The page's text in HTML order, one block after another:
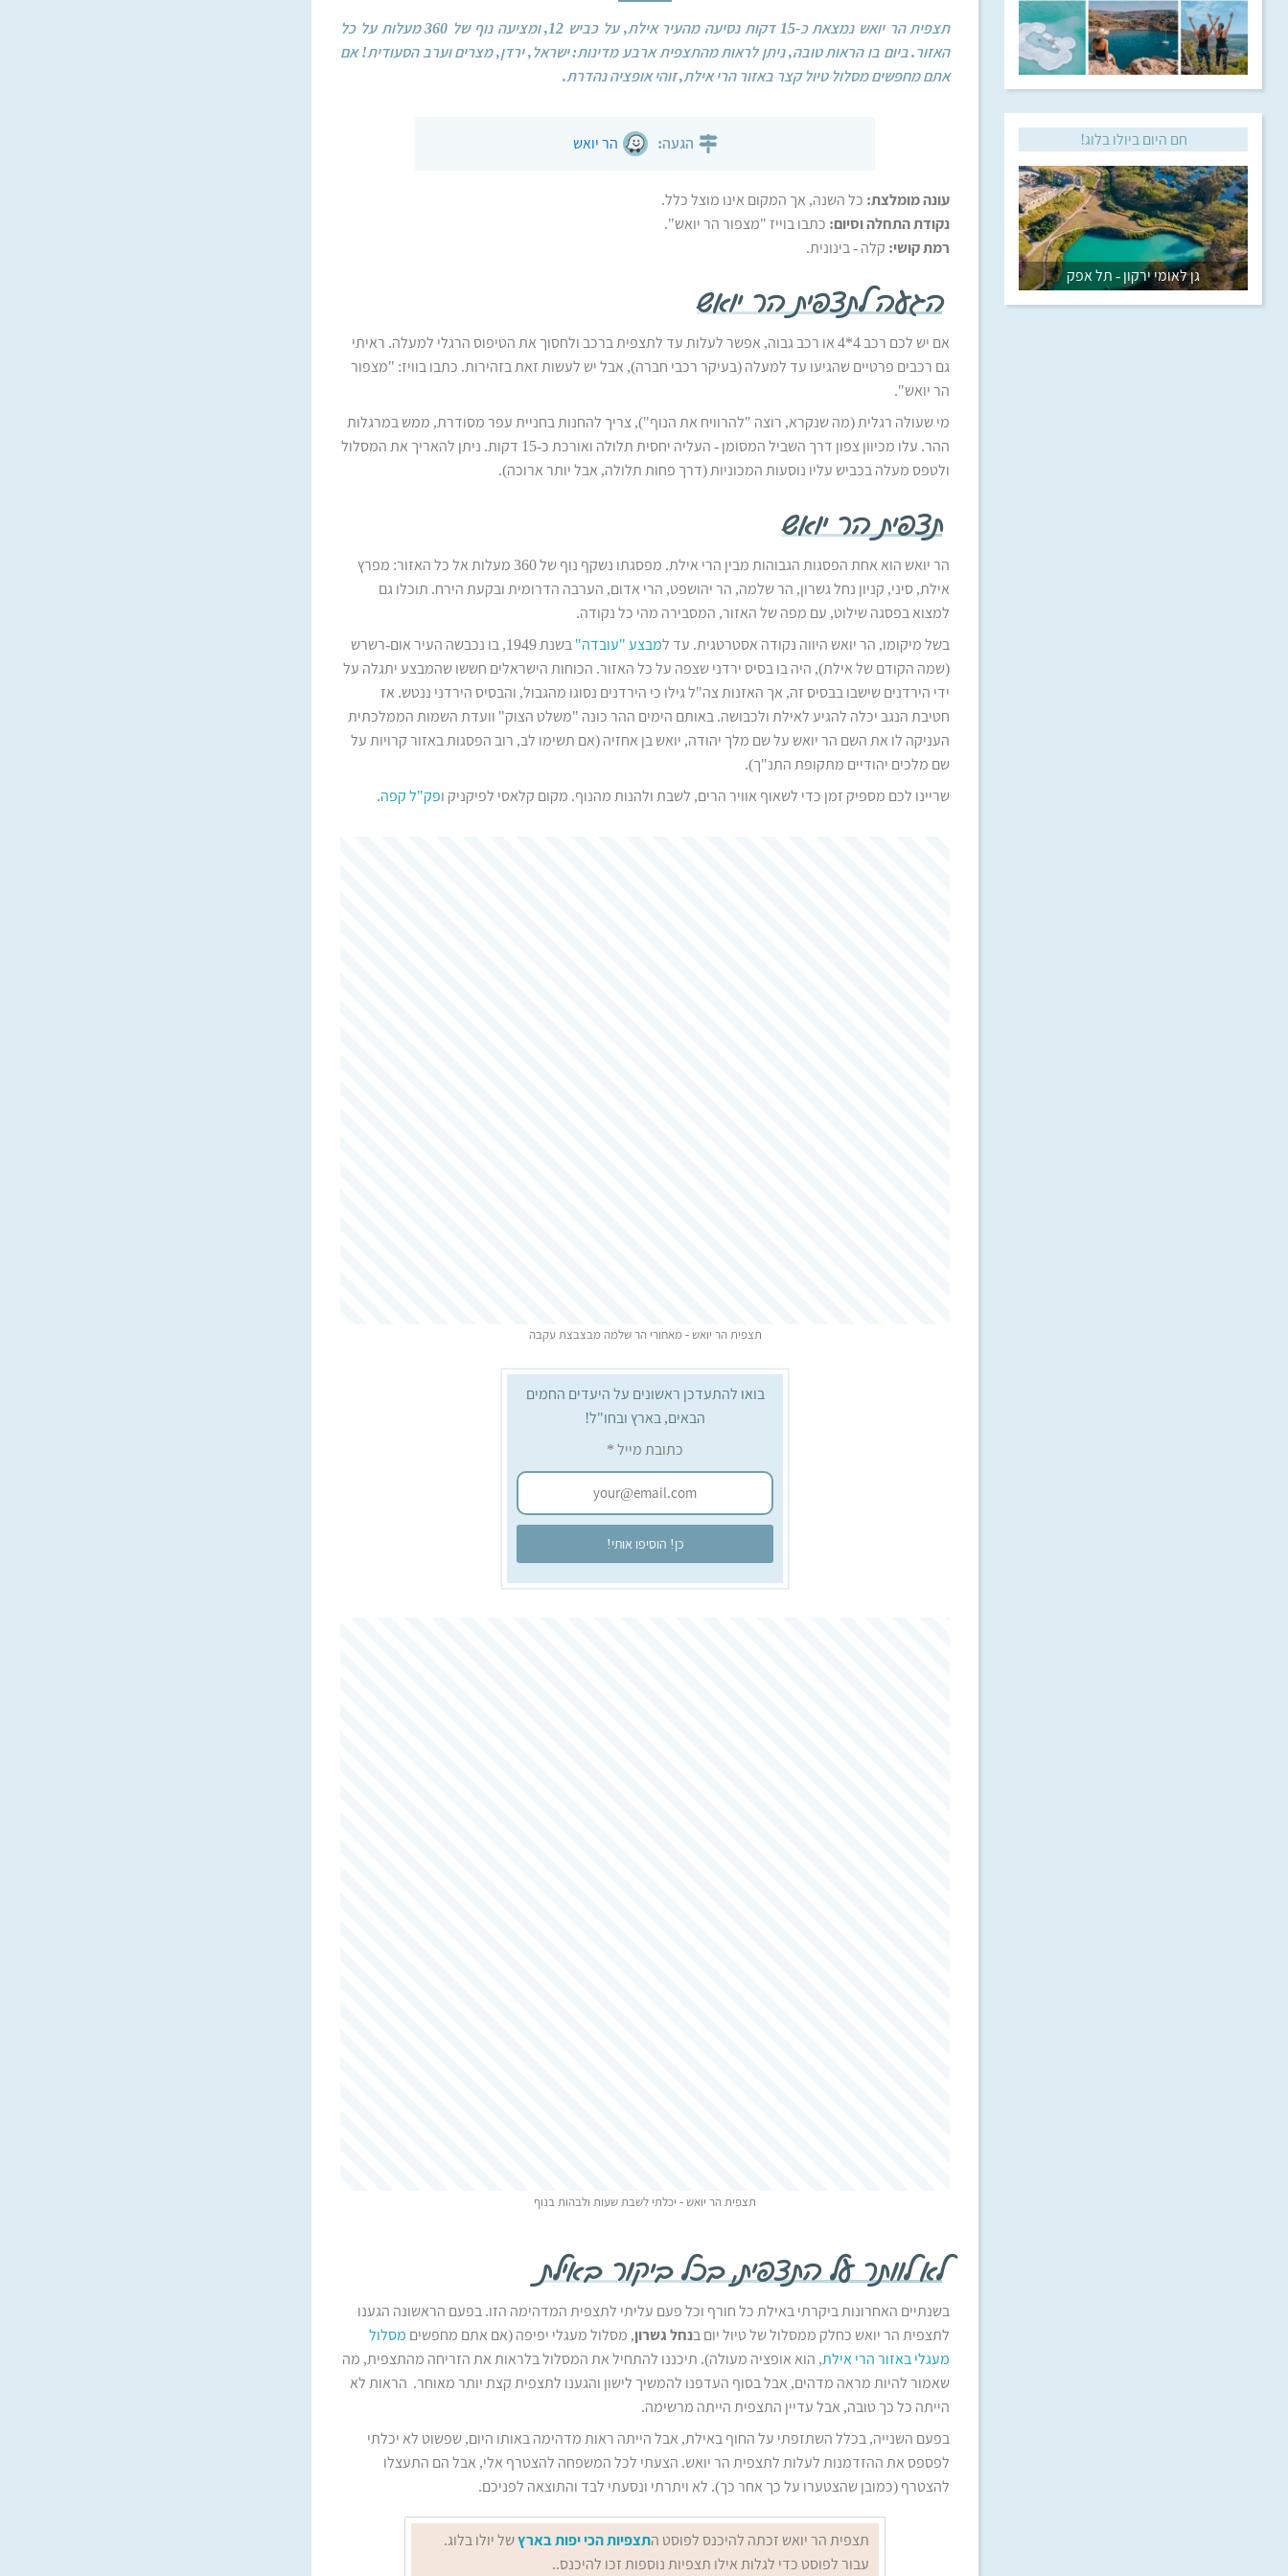
חם היום ביולו בלוג!
גן לאומי ירקון - תל אפק
תצפית הר יואש נמצאת כ-15 דקות נסיעה מהעיר אילת, על כביש 12, ומציעה נוף של 360 מעלות על כל
האזור. ביום בו הראות טובה, ניתן לראות מהתצפית ארבע מדינות: ישראל, ירדן, מצרים וערב הסעודית! אם
אתם מחפשים מסלול טיול קצר באזור הרי אילת, זוהי אופציה נהדרת.
הגעה: הר יואש
עונה מומלצת: כל השנה, אך המקום אינו מוצל כלל.
נקודת התחלה וסיום: כתבו בוייז "מצפור הר יואש".
רמת קושי: קלה - בינונית.
הגעה לתצפית הר יואש
אם יש לכם רכב 4*4 או רכב גבוה, אפשר לעלות עד לתצפית ברכב ולחסוך את הטיפוס הרגלי למעלה. ראיתי
גם רכבים פרטיים שהגיעו עד למעלה (בעיקר רכבי חברה), אבל יש לעשות זאת בזהירות. כתבו בוויז: "מצפור
הר יואש".
מי שעולה רגלית (מה שנקרא, רוצה "להרוויח את הנוף"), צריך להחנות בחניית עפר מסודרת, ממש במרגלות
ההר. עלו מכיוון צפון דרך השביל המסומן - העליה יחסית תלולה ואורכת כ-15 דקות. ניתן להאריך את המסלול
ולטפס מעלה בכביש עליו נוסעות המכוניות (דרך פחות תלולה, אבל יותר ארוכה).
תצפית הר יואש
הר יואש הוא אחת הפסגות הגבוהות מבין הרי אילת. מפסגתו נשקף נוף של 360 מעלות אל כל האזור: מפרץ
אילת, סיני, קניון נחל גשרון, הר שלמה, הר יהושפט, הרי אדום, הערבה הדרומית ובקעת הירח. תוכלו גם
למצוא בפסגה שילוט, עם מפה של האזור, המסבירה מהי כל נקודה.
בשל מיקומו, הר יואש היווה נקודה אסטרטגית. עד למבצע "עובדה"
בשנת 1949, בו נכבשה העיר אום-רשרש
(שמה הקודם של אילת), היה בו בסיס ירדני שצפה על כל האזור. הכוחות הישראלים חששו שהמבצע יתגלה על
ידי הירדנים שישבו בבסיס זה, אך האזנות צה"ל גילו כי הירדנים נסוגו מהגבול, והבסיס הירדני ננטש. אז
חטיבת הנגב יכלה להגיע לאילת ולכבושה. באותם הימים ההר כונה "משלט הצוק" וועדת השמות הממלכתית
העניקה לו את השם הר יואש על שם מלך יהודה, יואש בן אחזיה (אם תשימו לב, רוב הפסגות באזור קרויות על
שם מלכים יהודיים מתקופת התנ"ך).
שריינו לכם מספיק זמן כדי לשאוף אוויר הרים, לשבת ולהנות מהנוף. מקום קלאסי לפיקניק ופק"ל קפה.
תצפית הר יואש - מאחורי הר שלמה מבצבצת עקבה
בואו להתעדכן ראשונים על היעדים החמים
הבאים, בארץ ובחו"ל!
כתובת מייל*
תצפית הר יואש - יכלתי לשבת שעות ולבהות בנוף
לא לוותר על התצפית, בכל ביקור באילת
בשנתיים האחרונות ביקרתי באילת כל חורף וכל פעם עליתי לתצפית המדהימה הזו. בפעם הראשונה הגענו
לתצפית הר יואש כחלק ממסלול של טיול יום בנחל גשרון, מסלול מעגלי יפיפה (אם אתם מחפשים מסלול
מעגלי באזור הרי אילת, הוא אופציה מעולה). תיכננו להתחיל את המסלול בלראות את הזריחה מהתצפית, מה
שאמור להיות מראה מדהים, אבל בסוף העדפנו להמשיך לישון והגענו לתצפית קצת יותר מאוחר. הראות לא
הייתה כל כך טובה, אבל עדיין התצפית הייתה מרשימה.
בפעם השנייה, בכלל השתזפתי על החוף באילת, אבל הייתה ראות מדהימה באותו היום, שפשוט לא יכלתי
לפספס את ההזדמנות לעלות לתצפית הר יואש. הצעתי לכל המשפחה להצטרף אלי, אבל הם התעצלו
להצטרף (כמובן שהצטערו על כך אחר כך). לא ויתרתי ונסעתי לבד והתוצאה לפניכם.
תצפית הר יואש זכתה להיכנס לפוסט התצפיות הכי יפות בארץשל יולו בלוג.
עבור לפוסט כדי לגלות אילו תצפיות נוספות זכו להיכנס..